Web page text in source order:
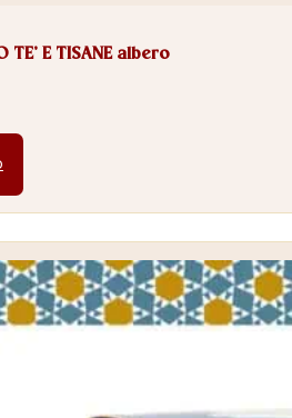
TE’ E TISANE albero